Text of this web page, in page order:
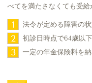
べてを満たさなくても受給
1 法令が定める障害の
2 初診日時点で64歳以
3 一定の年金保険料を